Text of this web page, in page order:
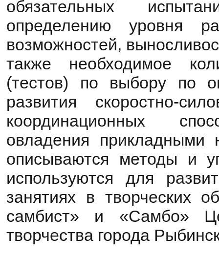
обязательных
определению уровня
возможностей,
также необходимое
(тестов) по выбору по
развития скоростно-
координационных
овладения прикладными
описываются методы и
используются для
занятиях в творческих
самбист» и «Самбо»
творчества города